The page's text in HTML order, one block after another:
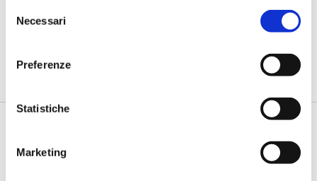
delNecessari
Preferenze
Statistiche
Marketing
Open banking, tre campi di azioni
concrete
L'open banking rappresenta una delle
principali opportunità per l'evoluzione dell'eco...